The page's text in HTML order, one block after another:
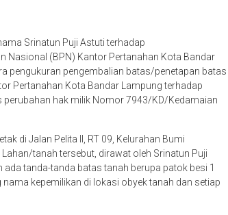
Srinatun Puji Astuti terhadap
Nasional (BPN) Kantor Pertanahan Kota Bandar
pengukuran pengembalian batas/penetapan batas
Pertanahan Kota Bandar Lampung terhadap
hak milik Nomor 7943/KD/Kedamaian
di Jalan Pelita II, RT 09, Kelurahan Bumi
tanah tersebut, dirawat oleh Srinatun Puji
tanda-tanda batas tanah berupa patok besi 1
kepemilikan di lokasi obyek tanah dan setiap